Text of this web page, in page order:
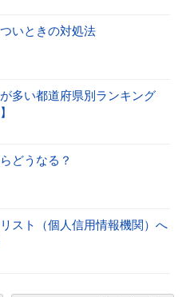
いときの対処法
多い都道府県別ランキング
どうなる？
スト（個人信用情報機関）へ